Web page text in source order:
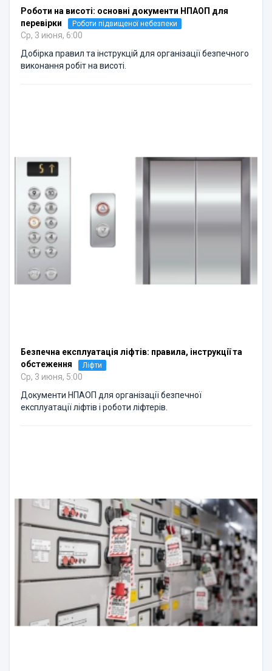
Роботи на висоті: основні документи НПАОП для
перевірки
Роботи підвищеної небезпеки
Ср, 3 июня, 6:00
Добірка правил та інструкцій для організації безпечного
виконання робіт на висоті.
Безпечна експлуатація ліфтів: правила, інструкції та
обстеження
Ліфти
Ср, 3 июня, 5:00
Документи НПАОП для організації безпечної
експлуатації ліфтів і роботи ліфтерів.